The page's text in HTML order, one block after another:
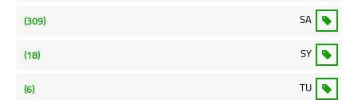
SA
(309)
SY
(18)
TU
(6)